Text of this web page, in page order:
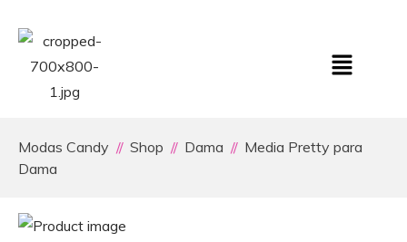
Modas Candy Shop Dama
Media Pretty para
Dama